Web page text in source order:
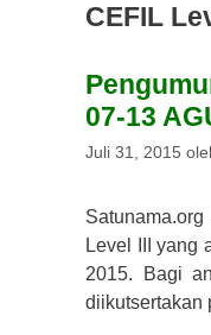
CEFIL
07-13
Juli 31, 2015
Level III yang
2015. Bagi
diikutsertakan